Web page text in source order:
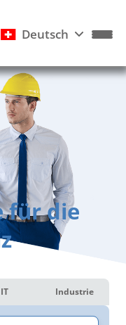
Deutsch
für die
IT Industrie